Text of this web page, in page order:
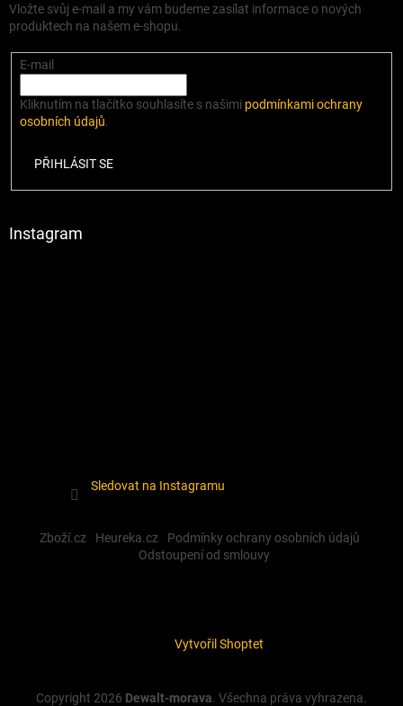
Vložte svůj e-mail a my vám budeme zasílat informace o nových
produktech na našem e-shopu.
E-mail
Kliknutím na tlačítko souhlasíte s našimi podmínkami ochrany
osobních údajů.
PŘIHLÁSIT SE
Instagram
Sledovat na Instagramu
Zboží.cz Heureka.cz
Podmínky ochrany osobních údajů
Odstoupení od smlouvy
Vytvořil Shoptet
Copyright 2026 Dewalt-morava. Všechna práva vyhrazena.